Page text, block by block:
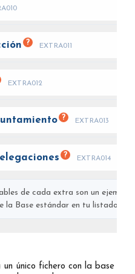
? EXTRA011
EXTRA012
? EXTRA013
? EXTRA014
de cada extra son un
la Base estándar en tu listado
único fichero con la base